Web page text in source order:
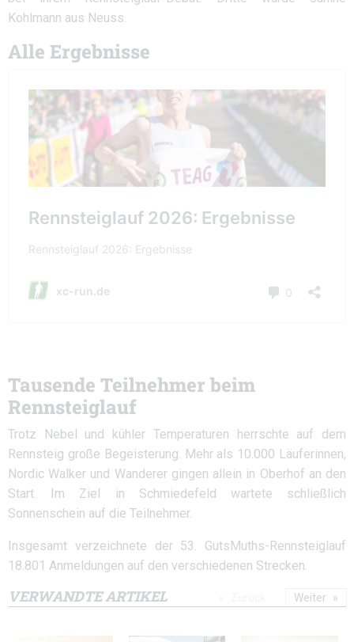
Kohlmann aus Neuss.
Alle Ergebnisse
Tausende Teilnehmer beim
Rennsteiglauf
Trotz Nebel und kühler Temperaturen herrschte auf dem
Rennsteig große Begeisterung. Mehr als 10.000 Läuferinnen,
Nordic Walker und Wanderer gingen allein in Oberhof an den
Start. Im Ziel in Schmiedefeld wartete schließlich
Sonnenschein auf die Teilnehmer.
Insgesamt verzeichnete der 53. GutsMuths-Rennsteiglauf
18.801 Anmeldungen auf den verschiedenen Strecken.
VERWANDTE ARTIKEL Weiter